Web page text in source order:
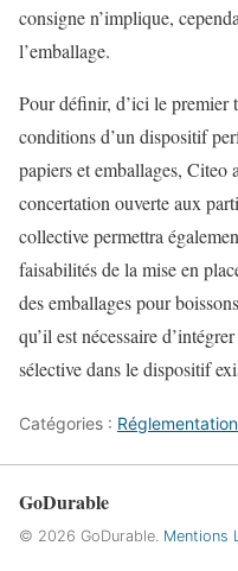
consigne n’implique,
l’emballage.
Pour définir, d’ici le premier
conditions d’un dispositif
papiers et emballages, Citeo
concertation ouverte aux
collective permettra
faisabilités de la mise en
des emballages pour
qu’il est nécessaire
sélective dans le dispositif
Catégories :
GoDurable
© 2026 GoDurable. Mentions